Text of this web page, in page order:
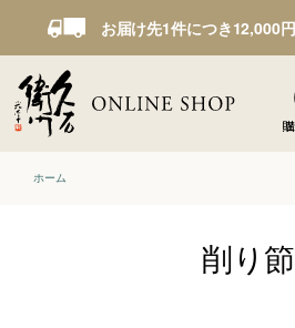
お届け先1件につき12,000
ホーム
削り節